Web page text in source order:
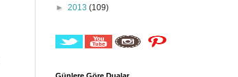
► 2013 (109)